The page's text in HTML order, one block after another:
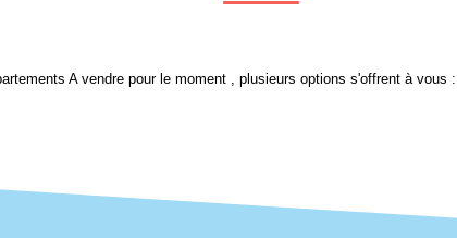
A vendre pour le moment , plusieurs options s'offrent à vous :